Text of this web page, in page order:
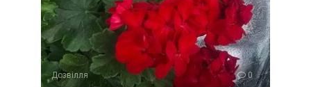
Дозвілля 0